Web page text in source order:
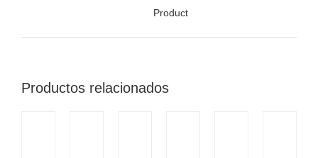
Product
Productos relacionados